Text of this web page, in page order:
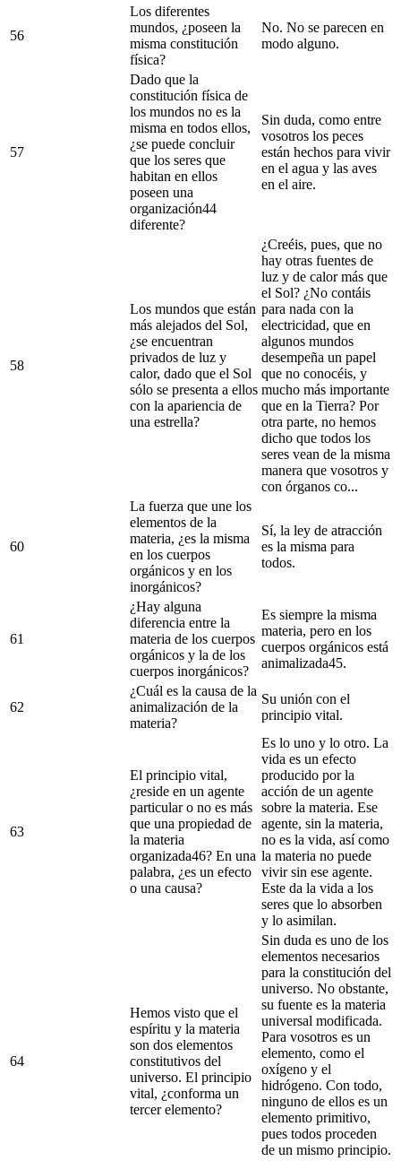
56
Los diferentes
mundos, ¿poseen la
misma constitución
física?
No. No se parecen en
modo alguno.
57
Dado que la
constitución física de
los mundos no es la
misma en todos ellos,
¿se puede concluir
que los seres que
habitan en ellos
poseen una
organización44
diferente?
Sin duda, como entre
vosotros los peces
están hechos para vivir
en el agua y las aves
en el aire.
58
Los mundos que están
más alejados del Sol,
¿se encuentran
privados de luz y
calor, dado que el Sol
sólo se presenta a ellos
con la apariencia de
una estrella?
¿Creéis, pues, que no
hay otras fuentes de
luz y de calor más que
el Sol? ¿No contáis
para nada con la
electricidad, que en
algunos mundos
desempeña un papel
que no conocéis, y
mucho más importante
que en la Tierra? Por
otra parte, no hemos
dicho que todos los
seres vean de la misma
manera que vosotros y
con órganos co...
60
La fuerza que une los
elementos de la
materia, ¿es la misma
en los cuerpos
orgánicos y en los
inorgánicos?
Sí, la ley de atracción
es la misma para
todos.
61
¿Hay alguna
diferencia entre la
materia de los cuerpos
orgánicos y la de los
cuerpos inorgánicos?
Es siempre la misma
materia, pero en los
cuerpos orgánicos está
animalizada45.
62
¿Cuál es la causa de la
animalización de la
materia?
Su unión con el
principio vital.
63
El principio vital,
¿reside en un agente
particular o no es más
que una propiedad de
la materia
organizada46? En una
palabra, ¿es un efecto
o una causa?
Es lo uno y lo otro. La
vida es un efecto
producido por la
acción de un agente
sobre la materia. Ese
agente, sin la materia,
no es la vida, así como
la materia no puede
vivir sin ese agente.
Este da la vida a los
seres que lo absorben
y lo asimilan.
64
Hemos visto que el
espíritu y la materia
son dos elementos
constitutivos del
universo. El principio
vital, ¿conforma un
tercer elemento?
Sin duda es uno de los
elementos necesarios
para la constitución del
universo. No obstante,
su fuente es la materia
universal modificada.
Para vosotros es un
elemento, como el
oxígeno y el
hidrógeno. Con todo,
ninguno de ellos es un
elemento primitivo,
pues todos proceden
de un mismo principio.